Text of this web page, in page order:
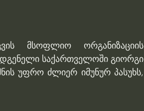
მსოფლიო ორგანიზაციის
საქართველოში გიორგი
უფრო ძლიერ იმუნურ პასუხს,